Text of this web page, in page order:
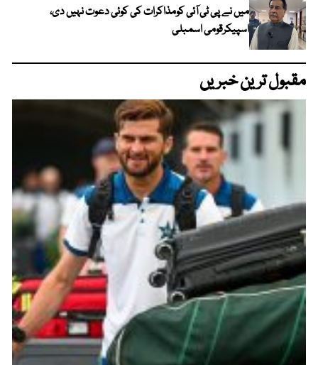
میں نے پی ٹی آئی کومذاکرات کی کوئی دعوت نہیں دی،
اسپیکرقومی اسمبلی
مقبول ترین خبریں